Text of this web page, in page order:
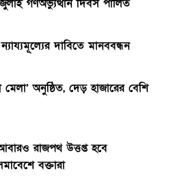
গণঅভ্যুত্থান দিবস পালিত
দাবিতে মানববন্ধন
মেলা’ অনুষ্ঠিত, দেড় হাজারের বেশি
রাজপথ উত্তপ্ত হবে
বক্তারা